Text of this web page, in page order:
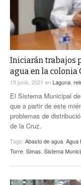
Iniciarán trabajos
agua en la colonia
15 junio, 2021 en Laguna
El Sistema Municipal
que a partir de este
problemas de
de la Cruz.
Tags: Abasto de agua Agua
Torre Simas Sistema